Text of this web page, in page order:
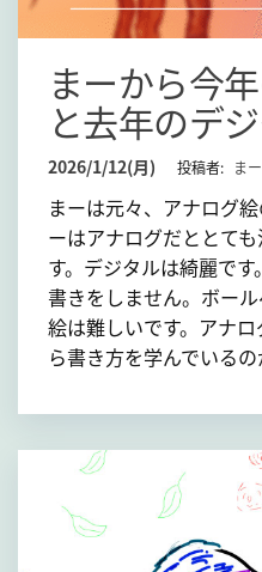
まーから今
と去年のデ
2026/1/12(月) 投稿者: ま
まーは元々、アナログ
ーはアナログだととて
す。デジタルは綺麗で
書きをしません。ボー
絵は難しいです。アナ
ら書き方を学んでいるの